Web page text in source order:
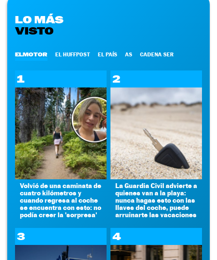
LO MÁS
VISTO
ELMOTOR EL HUFFPOST EL PAÍS AS CADENA SER
1
Volvió de una caminata de
cuatro kilómetros y
cuando regresa al coche
se encuentra con esto: no
podía creer la 'sorpresa'
2
La Guardia Civil advierte a
quienes van a la playa:
nunca hagas esto con las
llaves del coche, puede
arruinarte las vacaciones
3 4